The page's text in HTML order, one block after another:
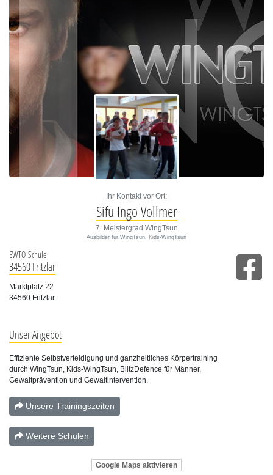
Ihr Kontakt vor Ort:
Sifu Ingo Vollmer
7. Meistergrad WingTsun
Ausbilder für WingTsun, Kids-WingTsun
EWTO-Schule
34560 Fritzlar
Marktplatz 22
34560 Fritzlar
Unser Angebot
Effiziente Selbstverteidigung und ganzheitliches Körpertraining
durch WingTsun, Kids-WingTsun, BlitzDefence für Männer,
Gewaltprävention und Gewaltintervention.
Unsere Trainingszeiten
Weitere Schulen
Google Maps aktivieren